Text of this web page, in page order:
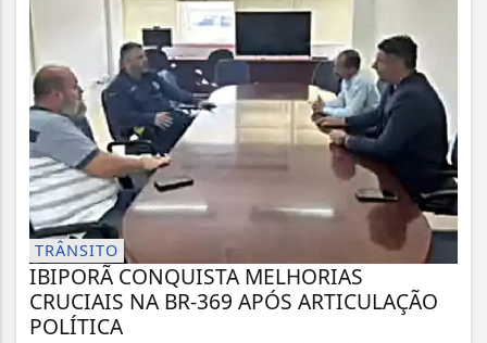
TRÂNSITO
IBIPORÃ CONQUISTA MELHORIAS
CRUCIAIS NA BR-369 APÓS ARTICULAÇÃO
POLÍTICA